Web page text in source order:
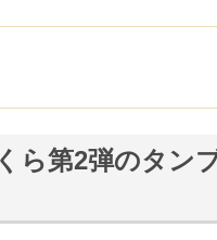
ら第2弾のタン